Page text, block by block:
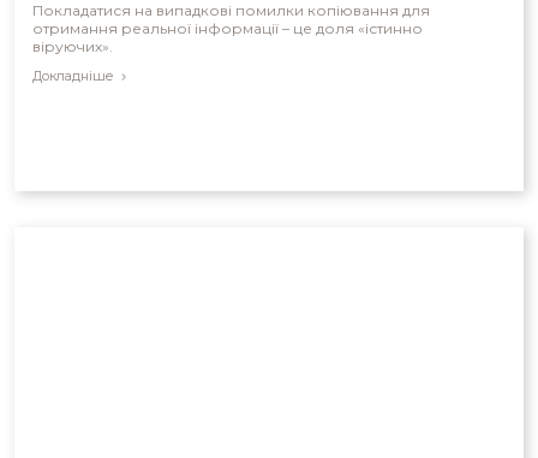
Покладатися на випадкові помилки копіювання для
отримання реальної інформації – це доля «істинно
віруючих».
Докладніше